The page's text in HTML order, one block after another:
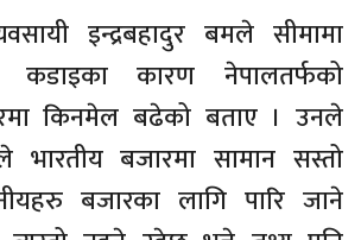
इन्द्रबहादुर बमले सीमामा
कडाइका कारण नेपालतर्फको
किनमेल बढेको बताए । उनले
भारतीय बजारमा सामान सस्तो
बजारका लागि पारि जाने